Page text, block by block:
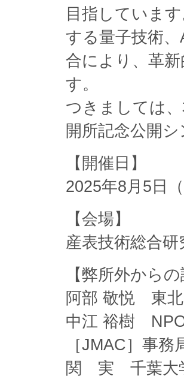
目指していま
する量子技術
合により、革
す。
つきましては
開所記念公開
【開催日】
2025年8月5日
【会場】
産表技術総合
【弊所外から
阿部 敬悦 東北
中江 裕樹
［JMAC］事務
関 実 千葉大